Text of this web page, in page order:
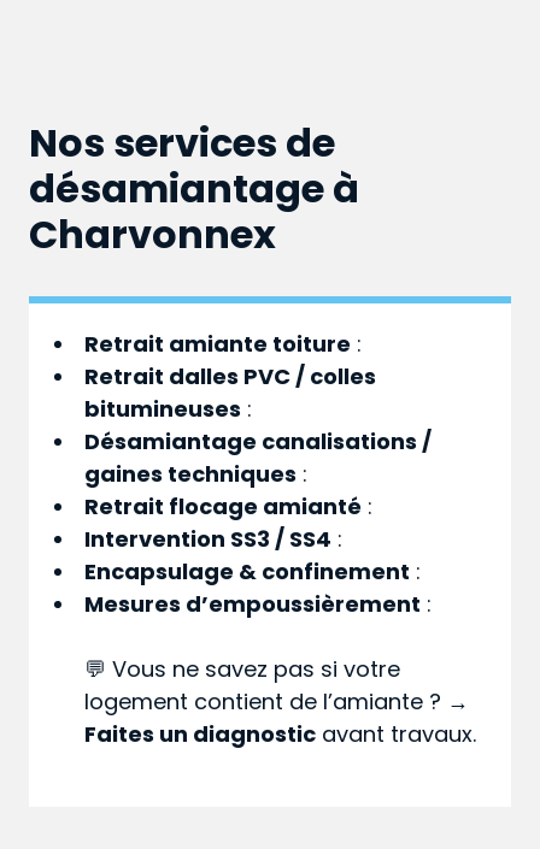
Nos services de
désamiantage à
Charvonnex
Retrait amiante toiture :
Retrait dalles PVC / colles
bitumineuses :
Désamiantage canalisations /
gaines techniques :
Retrait flocage amianté :
Intervention SS3 / SS4 :
Encapsulage & confinement :
Mesures d’empoussièrement :
💬 Vous ne savez pas si votre
logement contient de l’amiante ? →
Faites un diagnostic avant travaux.